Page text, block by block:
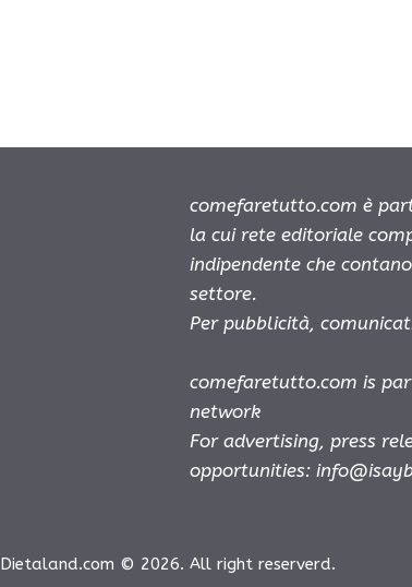
comefaretutto.com è
la cui rete editoriale
indipendente che
settore.
Per pubblicità,
comefaretutto.com is
network
For advertising, press
opportunities:
Dietaland.com © 2026. All right reserverd.